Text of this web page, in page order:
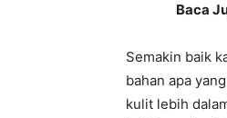
Baca
Semakin baik
bahan apa
kulit lebih